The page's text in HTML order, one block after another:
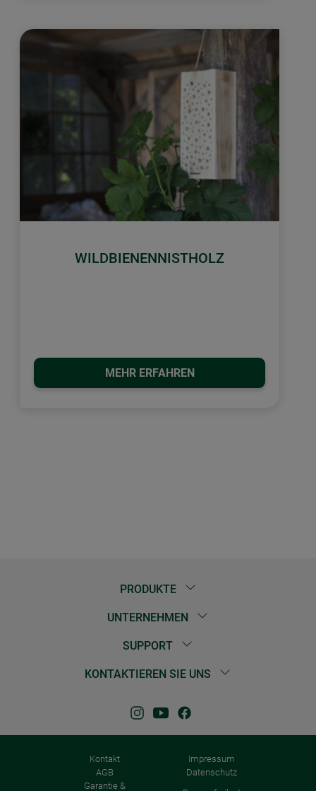
WILDBIENENNISTHOLZ
MEHR ERFAHREN
PRODUKTE
UNTERNEHMEN
SUPPORT
KONTAKTIEREN SIE UNS
Kontakt
Impressum
AGB
Datenschutz
Garantie &